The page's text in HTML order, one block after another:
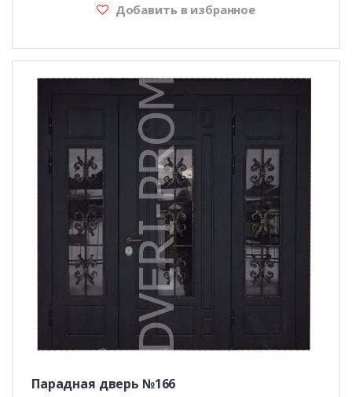
Добавить в избранное
Парадная дверь №166